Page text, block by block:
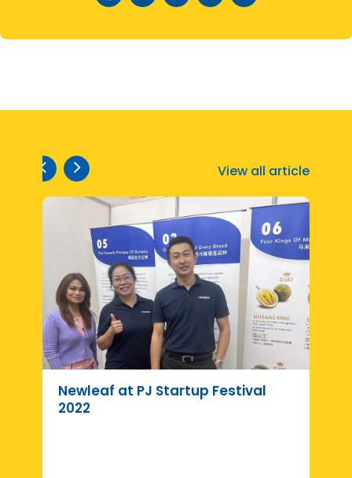
View all article
Newleaf at PJ Startup Festival
2022